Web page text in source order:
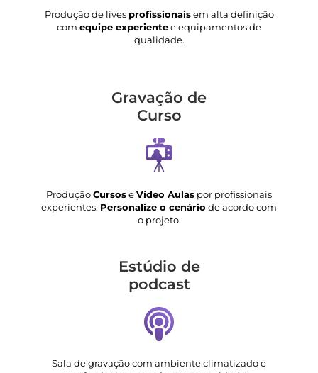
Produção de lives profissionaisem alta definição
com equipe experientee equipamentos de
qualidade.
Gravação de
Curso
ProduçãoCursoseVídeo Aulas por profissionais
experientes. Personalize o cenário de acordo com
o projeto.
Estúdio de
podcast
Sala de gravação com ambiente climatizado e